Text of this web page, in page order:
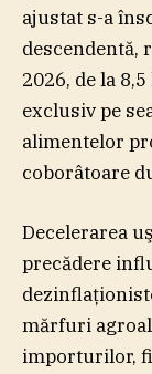
ajustat s-a
descendentă,
2026, de la
exclusiv pe
alimentelor
coborâtoare
Decelerarea
precădere
mărfuri
importurilor,